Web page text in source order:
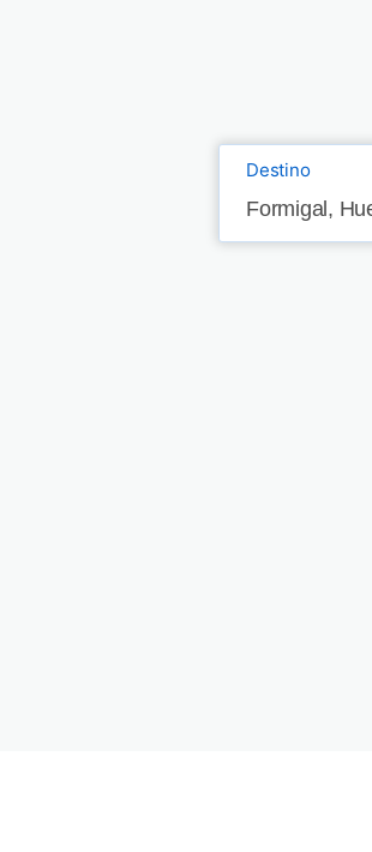
Destino